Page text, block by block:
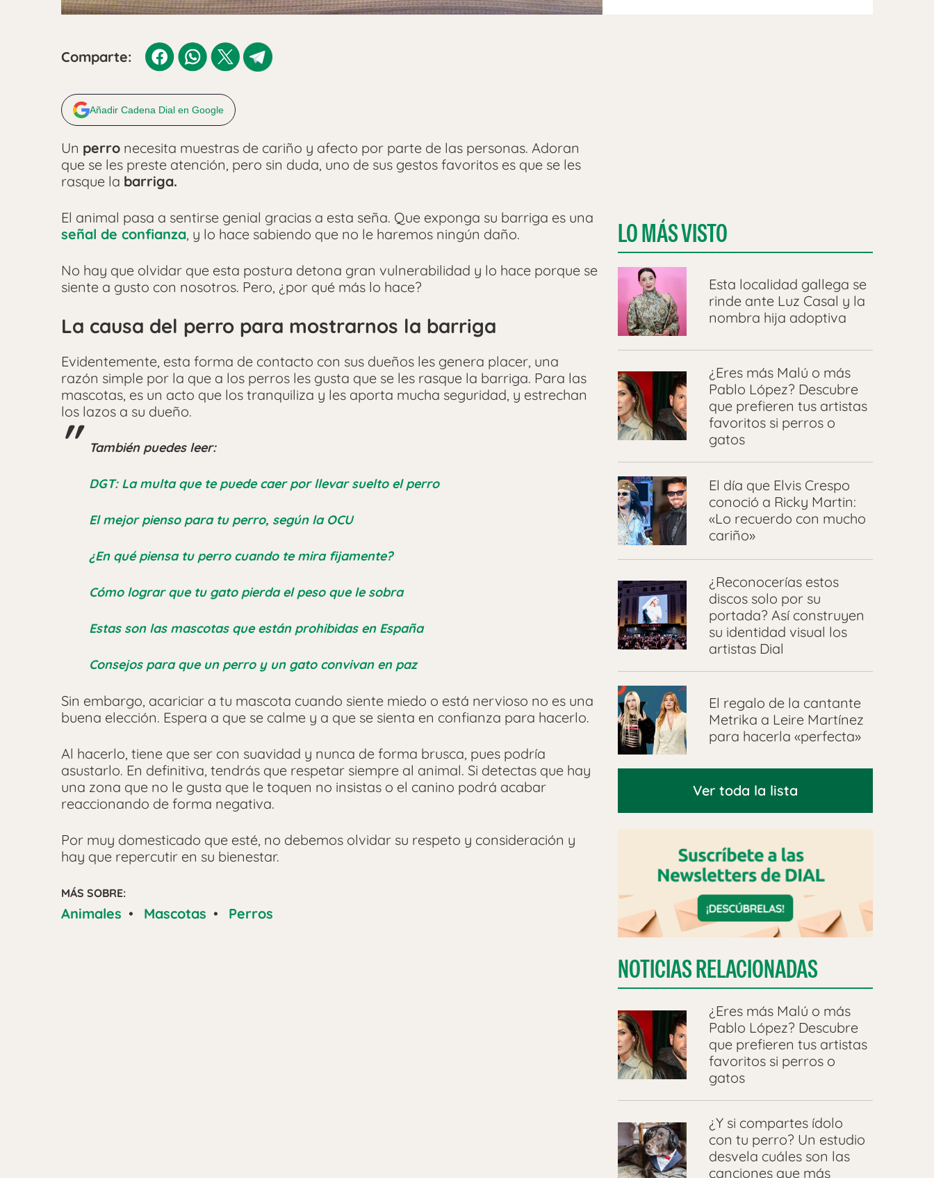
Comparte:
Añadir Cadena Dial en Google
Un perro necesita muestras de cariño y afecto por parte de las personas. Adoran
que se les preste atención, pero sin duda, uno de sus gestos favoritos es que se les
rasque la barriga.
El animal pasa a sentirse genial gracias a esta seña. Que exponga su barriga es una
señal de confianza, y lo hace sabiendo que no le haremos ningún daño.
No hay que olvidar que esta postura detona gran vulnerabilidad y lo hace porque se
siente a gusto con nosotros. Pero, ¿por qué más lo hace?
La causa del perro para mostrarnos la barriga
Evidentemente, esta forma de contacto con sus dueños les genera placer, una
razón simple por la que a los perros les gusta que se les rasque la barriga. Para las
mascotas, es un acto que los tranquiliza y les aporta mucha seguridad, y estrechan
los lazos a su dueño.
También puedes leer:
DGT: La multa que te puede caer por llevar suelto el perro
El mejor pienso para tu perro, según la OCU
¿En qué piensa tu perro cuando te mira fijamente?
Cómo lograr que tu gato pierda el peso que le sobra
Estas son las mascotas que están prohibidas en España
Consejos para que un perro y un gato convivan en paz
Sin embargo, acariciar a tu mascota cuando siente miedo o está nervioso no es una
buena elección. Espera a que se calme y a que se sienta en confianza para hacerlo.
Al hacerlo, tiene que ser con suavidad y nunca de forma brusca, pues podría
asustarlo. En definitiva, tendrás que respetar siempre al animal. Si detectas que hay
una zona que no le gusta que le toquen no insistas o el canino podrá acabar
reaccionando de forma negativa.
Por muy domesticado que esté, no debemos olvidar su respeto y consideración y
hay que repercutir en su bienestar.
MÁS SOBRE:
Animales • Mascotas • Perros
LO MÁS VISTO
Esta localidad gallega se
rinde ante Luz Casal y la
nombra hija adoptiva
¿Eres más Malú o más
Pablo López? Descubre
que prefieren tus artistas
favoritos si perros o
gatos
El día que Elvis Crespo
conoció a Ricky Martin:
«Lo recuerdo con mucho
cariño»
¿Reconocerías estos
discos solo por su
portada? Así construyen
su identidad visual los
artistas Dial
El regalo de la cantante
Metrika a Leire Martínez
para hacerla «perfecta»
Ver toda la lista
NOTICIAS RELACIONADAS
¿Eres más Malú o más
Pablo López? Descubre
que prefieren tus artistas
favoritos si perros o
gatos
¿Y si compartes ídolo
con tu perro? Un estudio
desvela cuáles son las
canciones que más